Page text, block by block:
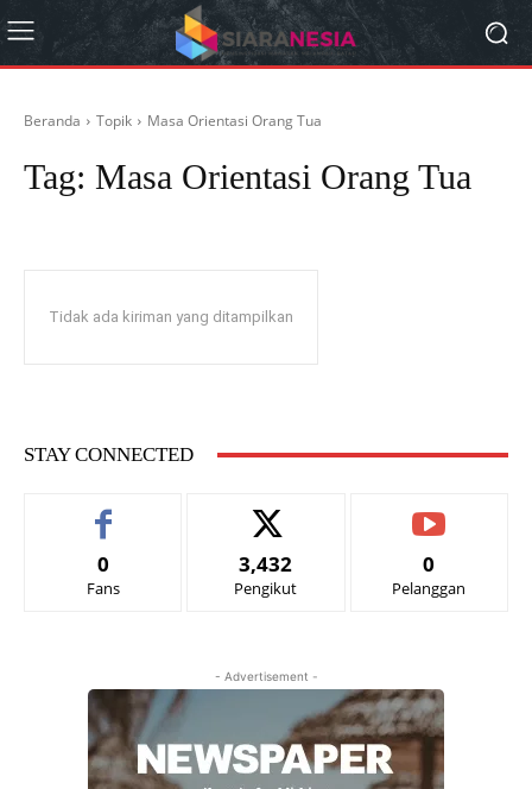
Beranda Topik Masa Orientasi Orang Tua
Tag: Masa Orientasi Orang Tua
Tidak ada kiriman yang ditampilkan
STAY CONNECTED
0
Fans
3,432
Pengikut
0
Pelanggan
- Advertisement -